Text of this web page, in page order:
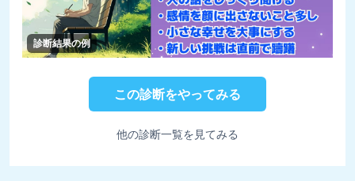
診断結果の例
この診断をやってみる
他の診断一覧を見てみる